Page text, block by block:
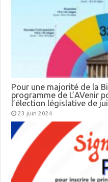
Pour une majorité de la
programme de L’AVenir
l’élection législative de
23 juin 2024